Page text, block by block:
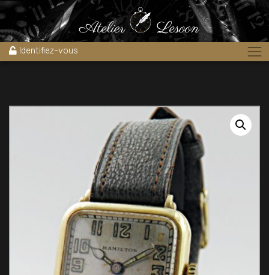
Identifiez-vous
Accueil » Boutique Montres » Montre MÉCANIQUE HAMILTON
WATCH & Co 1930’s